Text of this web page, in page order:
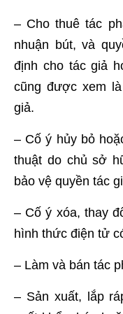
– Cho thuê tác
nhuận bút, và
định cho tác giả
cũng được xem
giả.
– Cố ý hủy bỏ
thuật do chủ sở
bảo vệ quyền tác
– Cố ý xóa, thay
hình thức điện tử
– Làm và bán tác
– Sản xuất, lắp